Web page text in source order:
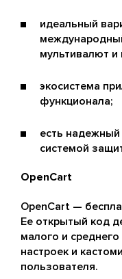
идеальный
мультивалют и
экосистема
функционала;
есть надежный
системой
OpenCart
OpenCart —
Ее открытый код
малого и
настроек и
пользователя.